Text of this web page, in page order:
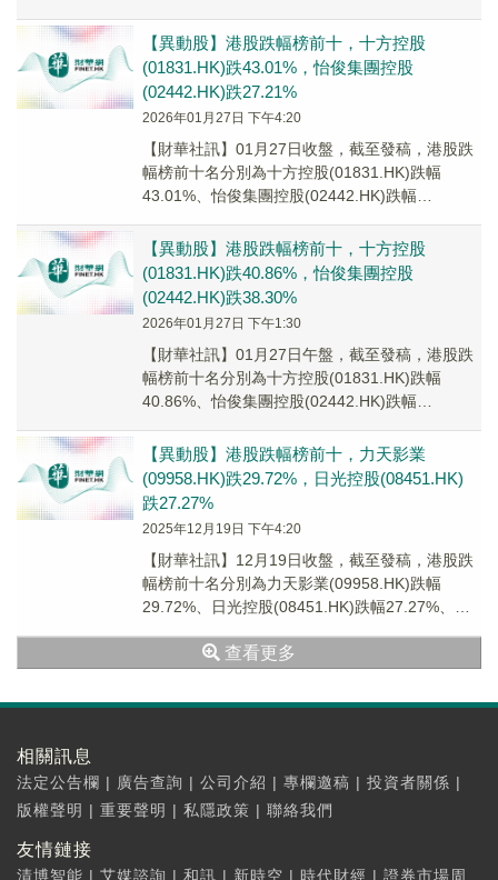
【異動股】港股跌幅榜前十，十方控股
(01831.HK)跌43.01%，怡俊集團控股
(02442.HK)跌27.21%
2026年01月27日 下午4:20
【財華社訊】01月27日收盤，截至發稿，港股跌
幅榜前十名分別為十方控股(01831.HK)跌幅
43.01%、怡俊集團控股(02442.HK)跌幅
【異動股】港股跌幅榜前十，十方控股
(01831.HK)跌40.86%，怡俊集團控股
(02442.HK)跌38.30%
2026年01月27日 下午1:30
【財華社訊】01月27日午盤，截至發稿，港股跌
幅榜前十名分別為十方控股(01831.HK)跌幅
40.86%、怡俊集團控股(02442.HK)跌幅
【異動股】港股跌幅榜前十，力天影業
(09958.HK)跌29.72%，日光控股(08451.HK)
跌27.27%
2025年12月19日 下午4:20
【財華社訊】12月19日收盤，截至發稿，港股跌
幅榜前十名分別為力天影業(09958.HK)跌幅
29.72%、日光控股(08451.HK)跌幅27.27%、卓
查看更多
相關訊息
法定公告欄 | 廣告查詢 | 公司介紹 | 專欄邀稿 | 投資者關係 |
版權聲明 | 重要聲明 | 私隱政策 | 聯絡我們
友情鏈接
清博智能 | 艾媒諮詢 | 和訊 | 新時空 | 時代財經 | 證券市場周